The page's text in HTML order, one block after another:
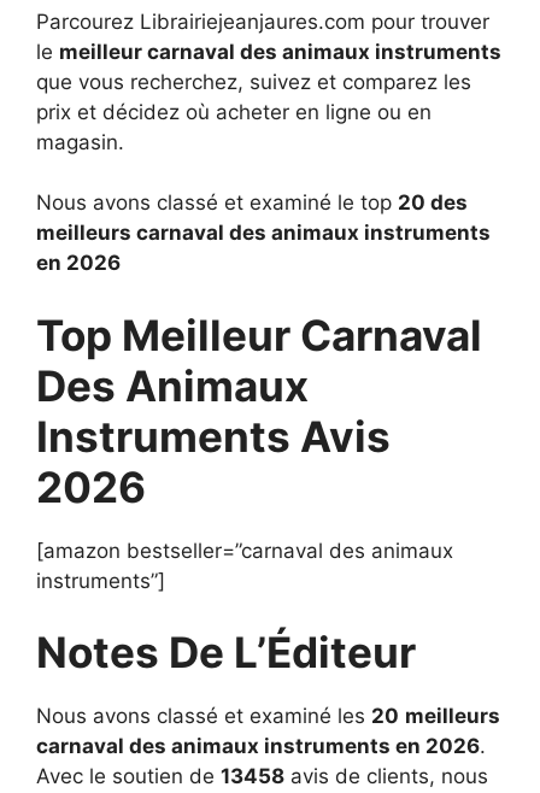
Parcourez Librairiejeanjaures.com pour trouver
le meilleur carnaval des animaux instruments
que vous recherchez, suivez et comparez les
prix et décidez où acheter en ligne ou en
magasin.
Nous avons classé et examiné le top 20 des
meilleurs carnaval des animaux instruments
en 2026
Top Meilleur Carnaval
Des Animaux
Instruments Avis
2026
[amazon bestseller=”carnaval des animaux
instruments”]
Notes De L’Éditeur
Nous avons classé et examiné les 20 meilleurs
carnaval des animaux instruments en 2026.
Avec le soutien de 13458 avis de clients, nous